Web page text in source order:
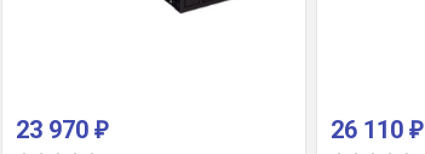
23 970 ₽ 26 110₽